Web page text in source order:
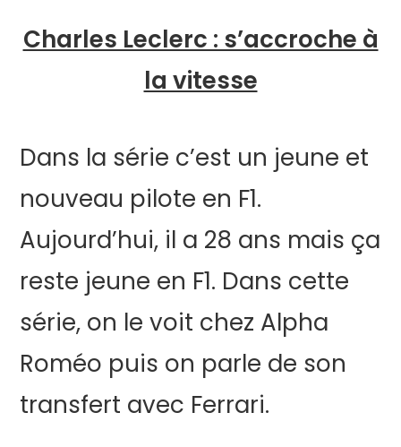
Charles Leclerc : s’accroche à
la vitesse
Dans la série c’est un jeune et
nouveau pilote en F1.
Aujourd’hui, il a 28 ans mais ça
reste jeune en F1. Dans cette
série, on le voit chez Alpha
Roméo puis on parle de son
transfert avec Ferrari.